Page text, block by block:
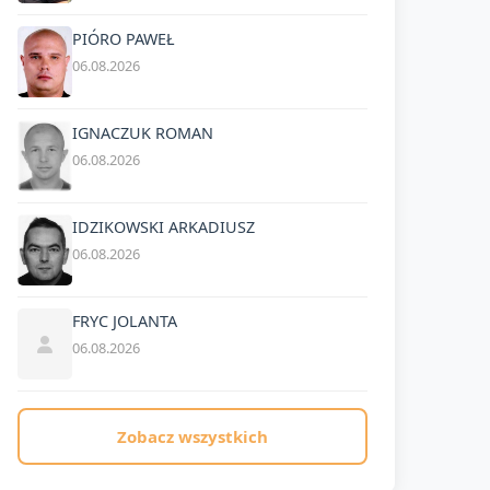
PIÓRO PAWEŁ
06.08.2026
IGNACZUK ROMAN
06.08.2026
IDZIKOWSKI ARKADIUSZ
06.08.2026
FRYC JOLANTA
06.08.2026
Zobacz wszystkich